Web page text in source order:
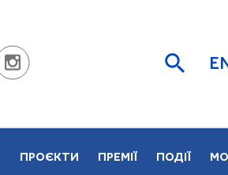
ПРОЄКТИ ПРЕМІЇ ПОДІЇ